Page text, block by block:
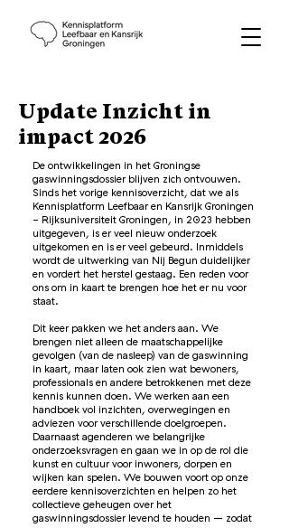
Update Inzicht in
impact 2026
De ontwikkelingen in het Groningse
gaswinningsdossier blijven zich ontvouwen.
Sinds het vorige kennisoverzicht, dat we als
Kennisplatform Leefbaar en Kansrijk Groningen
- Rijksuniversiteit Groningen, in 2023 hebben
uitgegeven, is er veel nieuw onderzoek
uitgekomen en is er veel gebeurd. Inmiddels
wordt de uitwerking van Nij Begun duidelijker
en vordert het herstel gestaag. Een reden voor
ons om in kaart te brengen hoe het er nu voor
staat.
Dit keer pakken we het anders aan. We
brengen niet alleen de maatschappelijke
gevolgen (van de nasleep) van de gaswinning
in kaart, maar laten ook zien wat bewoners,
professionals en andere betrokkenen met deze
kennis kunnen doen. We werken aan een
handboek vol inzichten, overwegingen en
adviezen voor verschillende doelgroepen.
Daarnaast agenderen we belangrijke
onderzoeksvragen en gaan we in op de rol die
kunst en cultuur voor inwoners, dorpen en
wijken kan spelen. We bouwen voort op onze
eerdere kennisoverzichten en helpen zo het
collectieve geheugen over het
gaswinningsdossier levend te houden – zodat